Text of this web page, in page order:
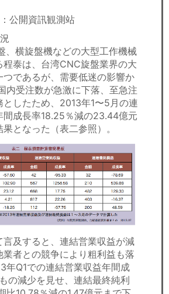
公開資訊観測站
横旋盤機などの大型工作機械
程泰は、台湾CNC旋盤業界の大
つであるが、需要低迷の影響か
内受注数が急激に下落、至急注
としたため、2013年1〜5月の連
間成長率18.25％減の23.44億元
となった（表二参照）。
及すると、連結営業収益が減
業者との競争により粗利益も落
年Q1での連結営業収益年間成
の減少を見せ、連結最終純利